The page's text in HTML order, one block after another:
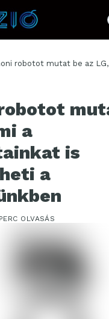
robotot mutat be az
a
is
a
OLVASÁS